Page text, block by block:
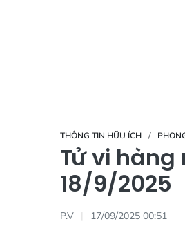
THÔNG TIN HỮU ÍCH
Tử vi hàng
18/9/2025
P.V 17/09/2025 00:51